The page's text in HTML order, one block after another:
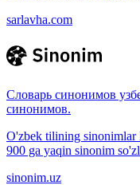
sarlavha.com
Словарь синонимов
синонимов.
O'zbek tilining sinonimlar
900 ga yaqin sinonim
sinonim.uz